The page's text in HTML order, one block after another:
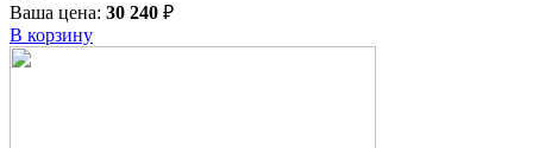
Ваша цена: 30 240 ₽
В корзину